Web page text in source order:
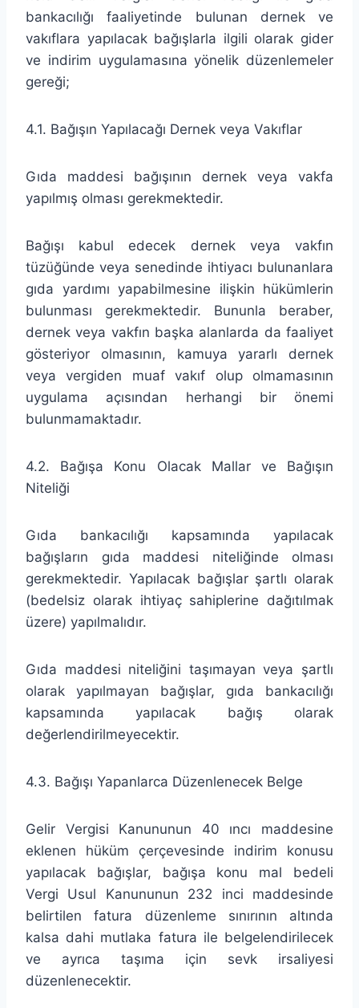
bankacılığı faaliyetinde bulunan dernek ve
vakıflara yapılacak bağışlarla ilgili olarak gider
ve indirim uygulamasına yönelik düzenlemeler
gereği;
4.1. Bağışın Yapılacağı Dernek veya Vakıflar
Gıda maddesi bağışının dernek veya vakfa
yapılmış olması gerekmektedir.
Bağışı kabul edecek dernek veya vakfın
tüzüğünde veya senedinde ihtiyacı bulunanlara
gıda yardımı yapabilmesine ilişkin hükümlerin
bulunması gerekmektedir. Bununla beraber,
dernek veya vakfın başka alanlarda da faaliyet
gösteriyor olmasının, kamuya yararlı dernek
veya vergiden muaf vakıf olup olmamasının
uygulama açısından herhangi bir önemi
bulunmamaktadır.
4.2. Bağışa Konu Olacak Mallar ve Bağışın
Niteliği
Gıda bankacılığı kapsamında yapılacak
bağışların gıda maddesi niteliğinde olması
gerekmektedir. Yapılacak bağışlar şartlı olarak
(bedelsiz olarak ihtiyaç sahiplerine dağıtılmak
üzere) yapılmalıdır.
Gıda maddesi niteliğini taşımayan veya şartlı
olarak yapılmayan bağışlar, gıda bankacılığı
kapsamında yapılacak bağış olarak
değerlendirilmeyecektir.
4.3. Bağışı Yapanlarca Düzenlenecek Belge
Gelir Vergisi Kanununun 40 ıncı maddesine
eklenen hüküm çerçevesinde indirim konusu
yapılacak bağışlar, bağışa konu mal bedeli
Vergi Usul Kanununun 232 inci maddesinde
belirtilen fatura düzenleme sınırının altında
kalsa dahi mutlaka fatura ile belgelendirilecek
ve ayrıca taşıma için sevk irsaliyesi
düzenlenecektir.